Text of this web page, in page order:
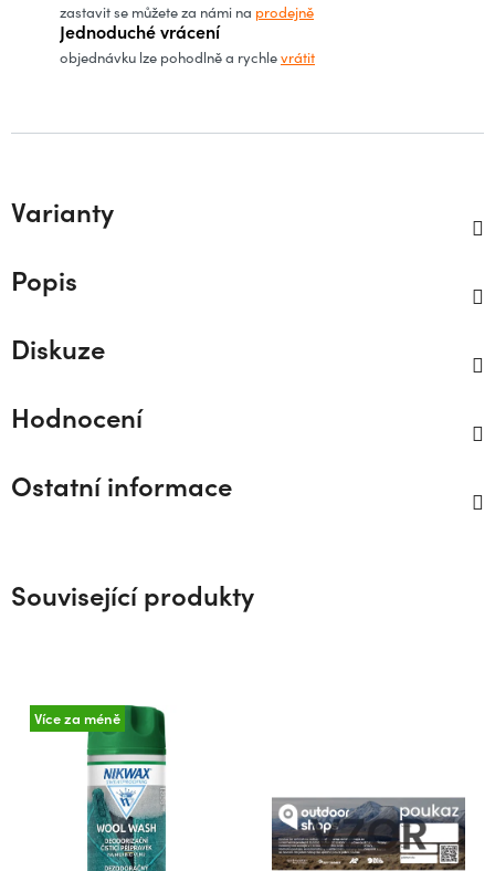
zastavit se můžete za námi na prodejně
Jednoduché vrácení
objednávku lze pohodlně a rychlevrátit
Varianty
Popis
Diskuze
Hodnocení
Ostatní informace
Související produkty
Více za méně